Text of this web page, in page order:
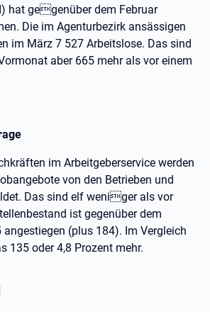
hat gegenüber dem Februar
Die im Agenturbezirk ansässigen
im März 7 527 Arbeitslose. Das sind
aber 665 mehr als vor einem
im Arbeitgeberservice werden
von den Betrieben und
Das sind elf weniger als vor
ist gegenüber dem
(plus 184). Im Vergleich
135 oder 4,8 Prozent mehr.